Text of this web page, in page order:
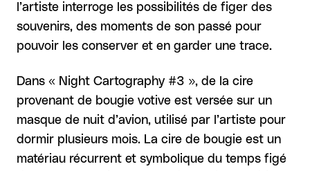
l’artiste interroge les possibilités de figer des
souvenirs, des moments de son passé pour
pouvoir les conserver et en garder une trace.
Dans « Night Cartography #3 », de la cire
provenant de bougie votive est versée sur un
masque de nuit d’avion, utilisé par l’artiste pour
dormir plusieurs mois. La cire de bougie est un
matériau récurrent et symbolique du temps figé